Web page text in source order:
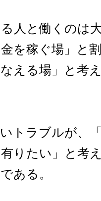
人と働くのは
を稼ぐ場」と
える場」と考
トラブルが、
りたい」と考
ある。